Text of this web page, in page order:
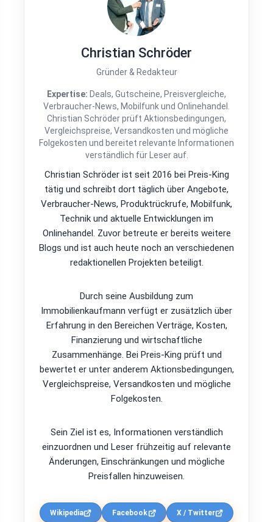
Christian Schröder
Gründer & Redakteur
Expertise: Deals, Gutscheine, Preisvergleiche,
Verbraucher-News, Mobilfunk und Onlinehandel.
Christian Schröder prüft Aktionsbedingungen,
Vergleichspreise, Versandkosten und mögliche
Folgekosten und bereitet relevante Informationen
verständlich für Leser auf.
Christian Schröder ist seit 2016 bei Preis-King
tätig und schreibt dort täglich über Angebote,
Verbraucher-News, Produktrückrufe, Mobilfunk,
Technik und aktuelle Entwicklungen im
Onlinehandel. Zuvor betreute er bereits weitere
Blogs und ist auch heute noch an verschiedenen
redaktionellen Projekten beteiligt.
Durch seine Ausbildung zum
Immobilienkaufmann verfügt er zusätzlich über
Erfahrung in den Bereichen Verträge, Kosten,
Finanzierung und wirtschaftliche
Zusammenhänge. Bei Preis-King prüft und
bewertet er unter anderem Aktionsbedingungen,
Vergleichspreise, Versandkosten und mögliche
Folgekosten.
Sein Ziel ist es, Informationen verständlich
einzuordnen und Leser frühzeitig auf relevante
Änderungen, Einschränkungen und mögliche
Preisfallen hinzuweisen.
Wikipedia Facebook X / Twitter